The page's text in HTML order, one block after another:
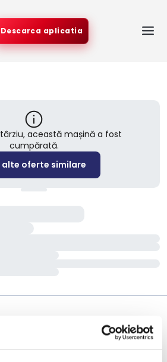
Descarca aplicatia
această mașină a fost
cumpărată.
alte oferte similare